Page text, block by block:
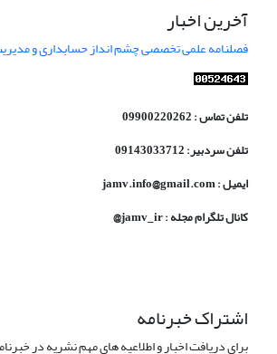
آخرین اخبار
فصلنامه علمی تخصصی چشم انداز حسابداری و
تلفن تماس : 09900220262
تلفن سردبیر: 09143033712
ایمیل : jamv.info@gmail.com
کانال تلگرام مجله : jamv_ir@
اشتراک خبرنامه
برای دریافت اخبار و اطلاعیه های مهم نشریه در